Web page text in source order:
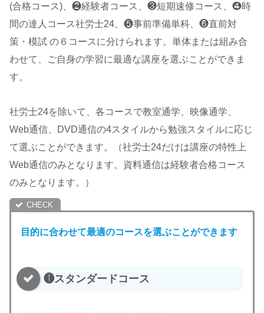
(合格コース)、❷経験者コース、❸短期速修コース、❹時
間の達人コース社労士24、❺事前準備単科、❻直前対
策・模試 の６コースに分けられます。単体または組み合
わせて、ご自身の学習に最適な講座を選ぶことができま
す。
社労士24を除いて、各コースで教室通学、映像通学、
Web通信、DVD通信の4スタイルから勉強スタイルに応じ
て選ぶことができます。（社労士24だけは講座の特性上
Web通信のみとなります。資料通信は経験者合格コース
のみとなります。）
目的に合わせて最適のコースを選ぶことができます
❶スタンダードコース